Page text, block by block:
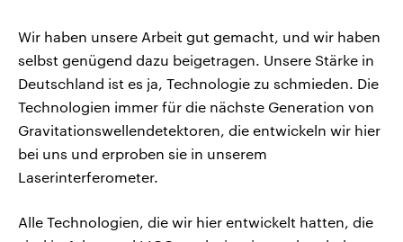
Wir haben unsere Arbeit gut gemacht, und wir haben
selbst genügend dazu beigetragen. Unsere Stärke in
Deutschland ist es ja, Technologie zu schmieden. Die
Technologien immer für die nächste Generation von
Gravitationswellendetektoren, die entwickeln wir hier
bei uns und erproben sie in unserem
Laserinterferometer.
Alle Technologien, die wir hier entwickelt hatten, die